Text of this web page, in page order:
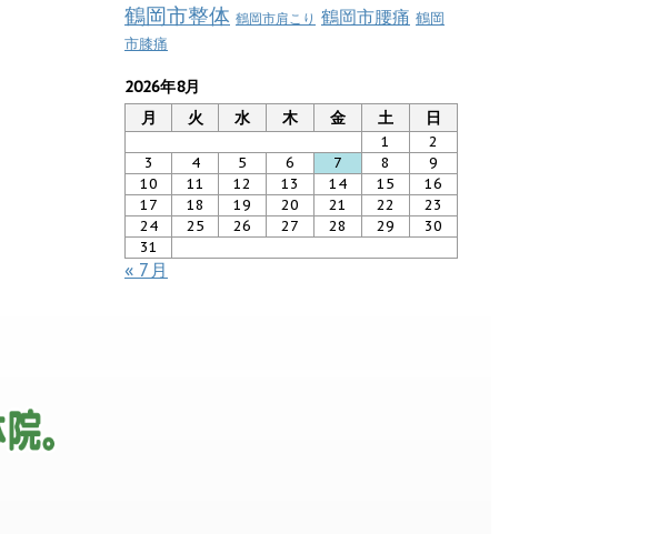
鶴岡市整体 鶴岡市肩こり 鶴岡市腰痛 鶴岡
市膝痛
2026年8月
月
火 水 木 金 土 日
1
2
3
4 5 6 7 8
9
10
11 12 13 14 15
16
17
18 19 20 21 22
23
24
25 26 27 28 29
30
31
« 7月